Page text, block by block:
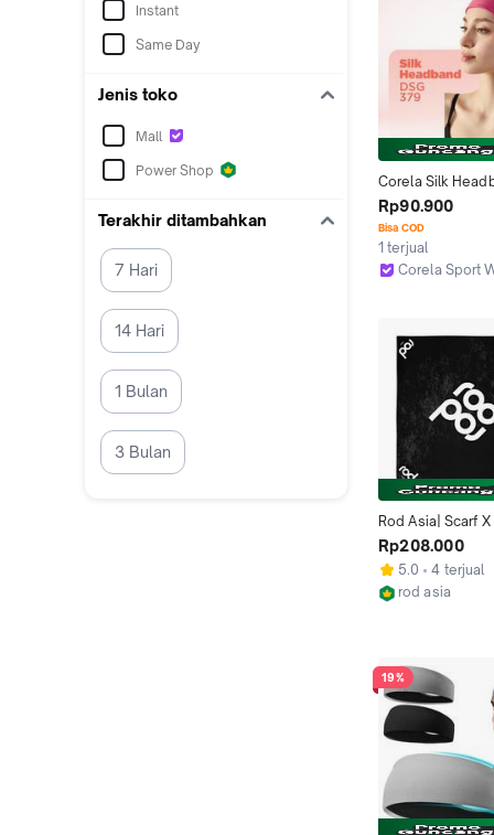
Instant
Same Day
Jenis toko
Mall
Power Shop
Terakhir ditambahkan
7 Hari
14 Hari
1 Bulan
3 Bulan
Corela Silk
Bandana
Sport Headband
Stretch Quick Dry
Aksesoris
DS323
Rp90.900
Bisa COD
1 terjual
Corela Sport
Rod Asia| Scarf X
Active Band |
Olahraga Black
Rp208.000
5.0
4 terjual
rod asia
19%